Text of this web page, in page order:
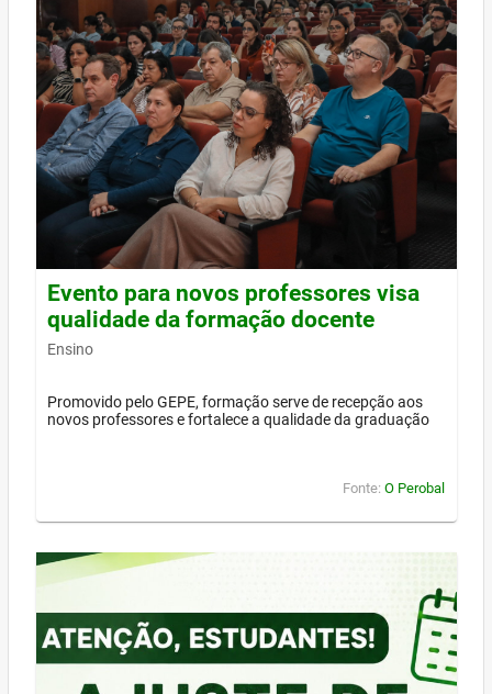
Evento para novos professores visa
qualidade da formação docente
Ensino
Promovido pelo GEPE, formação serve de recepção aos
novos professores e fortalece a qualidade da graduação
Fonte: O Perobal